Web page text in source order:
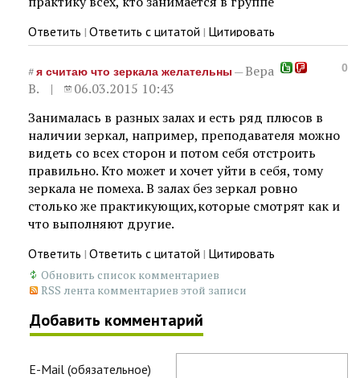
Ответить | Ответить с цитатой | Цитировать
0
#я считаю что зеркала желательны —Вера
В.
06.03.2015 10:43
Занималась в разных залах и есть ряд плюсов в
наличии зеркал, например, преподавателя можно
видеть со всех сторон и потом себя отстроить
правильно. Кто может и хочет уйти в себя, тому
зеркала не помеха. В залах без зеркал ровно
столько же практикующих,которые смотрят как и
что выполняют другие.
Ответить | Ответить с цитатой | Цитировать
Обновить список комментариев
RSS лента комментариев этой записи
Добавить комментарий
E-Mail (обязательное)